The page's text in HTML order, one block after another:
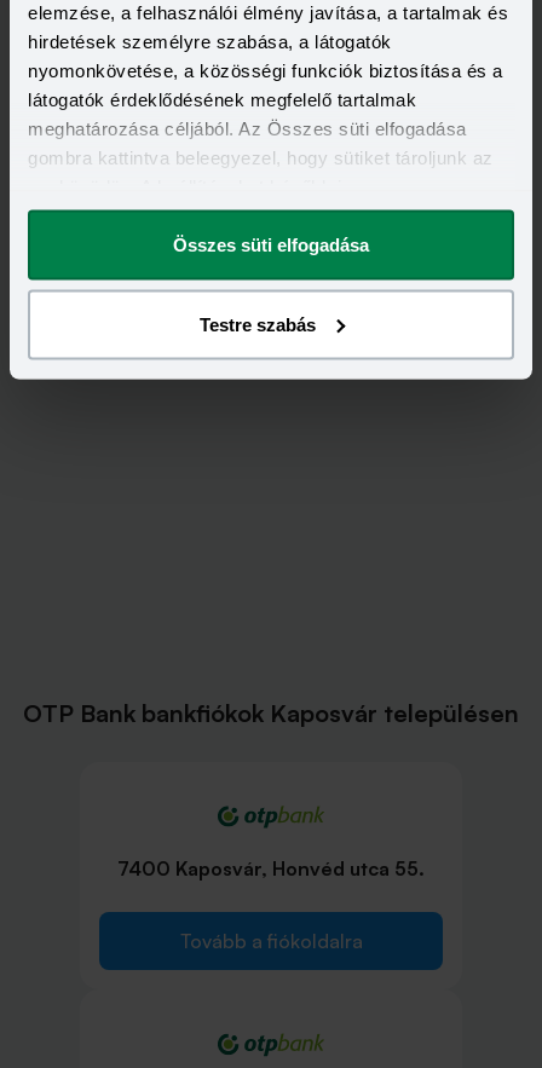
elemzése, a felhasználói élmény javítása, a tartalmak és
hirdetések személyre szabása, a látogatók
nyomonkövetése, a közösségi funkciók biztosítása és a
látogatók érdeklődésének megfelelő tartalmak
meghatározása céljából. Az Összes süti elfogadása
gombra kattintva beleegyezel, hogy sütiket tároljunk az
megváltoztathatod.
Összes süti elfogadása
Testre szabás
2 000 000 - 15 000 000 Ft
12,70 - 14,99% 9,99 - 13,49%
KEDVEZMÉNY FELTÉTELEI
Minimum életkor:
Minimum munkaviszony:
6 hónap
Minimum jövedelem:
400 000 Ft
OTP Bank bankfiókok Kaposvár településen
7400 Kaposvár, Honvéd utca 55.
Tovább a fiókoldalra